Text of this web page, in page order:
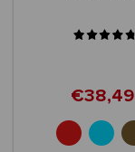
€38,49